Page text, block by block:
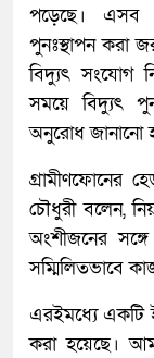
পড়েছে। এসব
পুনঃস্থাপন করা
বিদ্যুৎ সংযোগ
সময়ে বিদ্যুৎ
অনুরোধ জানানো
গ্রামীণফোনের
চৌধুরী বলেন,
অংশীজনের
সম্মিলিতভাবে
এরইমধ্যে একটি
করা হয়েছে।